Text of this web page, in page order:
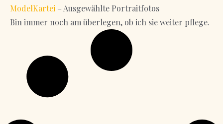
ModelKartei – Ausgewählte Portraitfotos
Bin immer noch am überlegen, ob ich sie weiter pflege.